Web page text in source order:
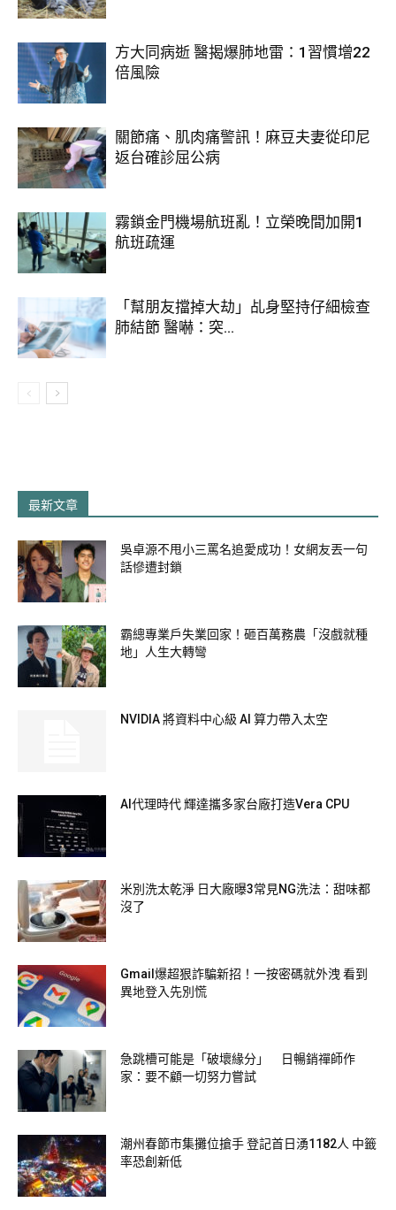
方大同病逝 醫揭爆肺地雷：1習慣增22
倍風險
關節痛、肌肉痛警訊！麻豆夫妻從印尼
返台確診屈公病
霧鎖金門機場航班亂！立榮晚間加開1
航班疏運
「幫朋友擋掉大劫」乩身堅持仔細檢查
肺結節 醫嚇：突...
最新文章
吳卓源不甩小三罵名追愛成功！女網友丟一句
話慘遭封鎖
霸總專業戶失業回家！砸百萬務農「沒戲就種
地」人生大轉彎
NVIDIA 將資料中心級 AI 算力帶入太空
AI代理時代 輝達攜多家台廠打造Vera CPU
米別洗太乾淨 日大廠曝3常見NG洗法：甜味都
沒了
Gmail爆超狠詐騙新招！一按密碼就外洩 看到
異地登入先別慌
急跳槽可能是「破壞緣分」 日暢銷禪師作
家：要不顧一切努力嘗試
潮州春節市集攤位搶手 登記首日湧1182人 中籤
率恐創新低